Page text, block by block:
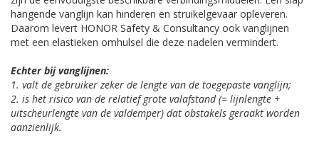
hangende vanglijn kan hinderen en struikelgevaar opleveren.
Daarom levert HONOR Safety & Consultancy ook vanglijnen
met een elastieken omhulsel die deze nadelen vermindert.
Echter bij vanglijnen:
1. valt de gebruiker zeker de lengte van de toegepaste vanglijn;
2. is het risico van de relatief grote valafstand (= lijnlengte +
uitscheurlengte van de valdemper) dat obstakels geraakt worden
aanzienlijk.